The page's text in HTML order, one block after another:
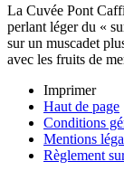
La Cuvée Pont
perlant léger du «
sur un muscadet
avec les fruits de
Imprimer
Haut de page
Conditions
Mentions
Règlement